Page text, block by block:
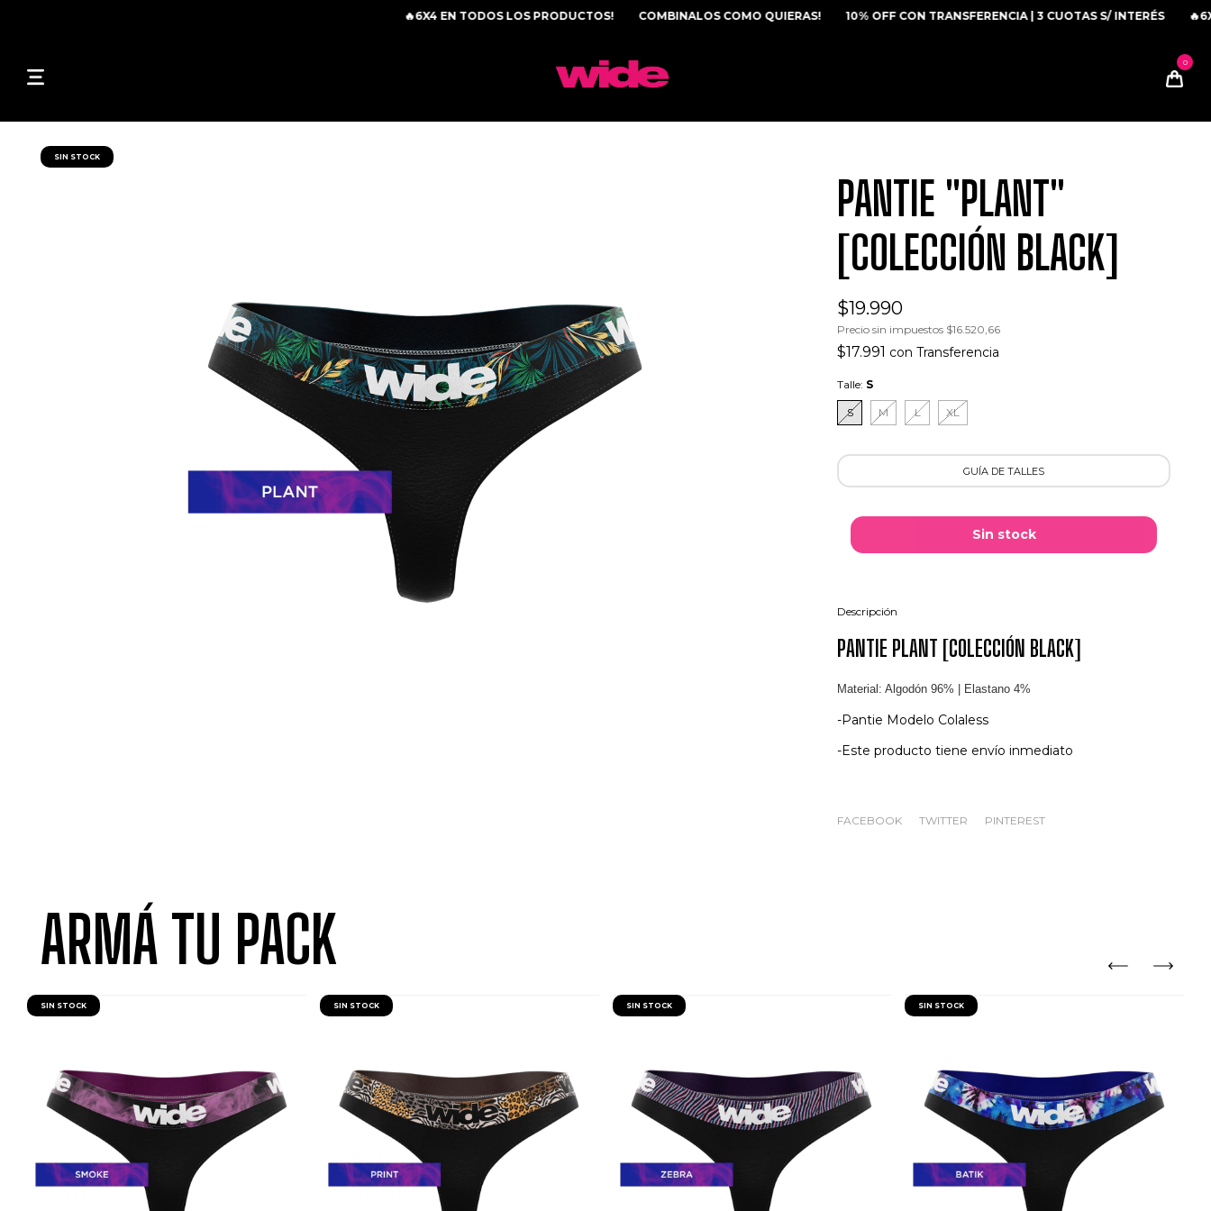
🔥6X4 EN TODOS LOS PRODUCTOS! COMBINALOS COMO QUIERAS! 10% OFF CON TRANSFERENCIA | 3 CUOTAS S/ INTERÉS 🔥6X4
SIN STOCK
PANTIE "PLANT"
[COLECCIÓN BLACK]
$19.990
Precio sin impuestos $16.520,66
$17.991 con Transferencia
Talle: S
S M L XL
GUÍA DE TALLES
Descripción
PANTIE PLANT [COLECCIÓN BLACK]
Material: Algodón 96% | Elastano 4%
-Pantie Modelo Colaless
-Este producto tiene envío inmediato
FACEBOOK TWITTER PINTEREST
ARMÁ TU PACK
SIN STOCK SIN STOCK SIN STOCK SIN STOCK